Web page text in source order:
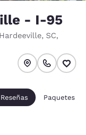
- I-95
Hardeeville, SC,
Reseñas Paquetes